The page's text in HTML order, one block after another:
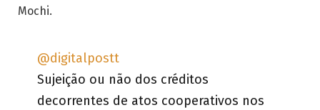
Mochi.
@digitalpostt
Sujeição ou não dos créditos
decorrentes de atos cooperativos nos